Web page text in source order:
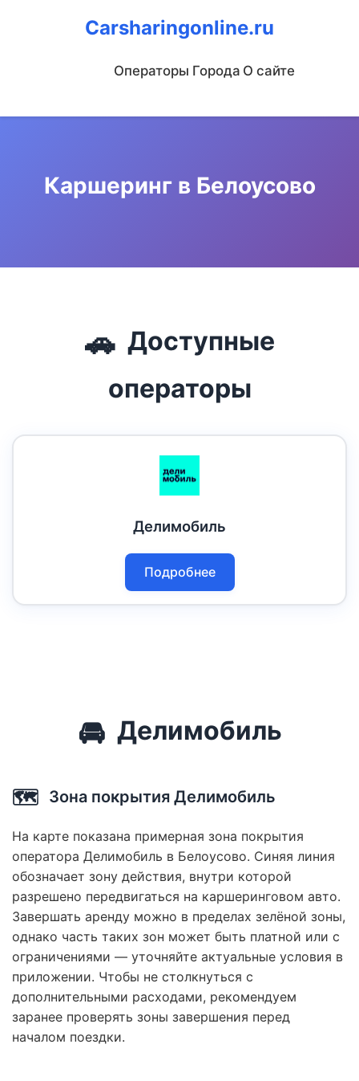
Carsharingonline.ru
Операторы Города О сайте
Каршеринг в Белоусово
🚗 Доступные
операторы
Делимобиль
Подробнее
🚘 Делимобиль
🗺️ Зона покрытия Делимобиль
На карте показана примерная зона покрытия
оператора Делимобиль в Белоусово. Синяя линия
обозначает зону действия, внутри которой
разрешено передвигаться на каршеринговом авто.
Завершать аренду можно в пределах зелёной зоны,
однако часть таких зон может быть платной или с
ограничениями — уточняйте актуальные условия в
приложении. Чтобы не столкнуться с
дополнительными расходами, рекомендуем
заранее проверять зоны завершения перед
началом поездки.